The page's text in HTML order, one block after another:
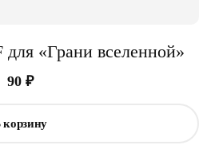
«Грани вселенной»
90 ₽
корзину